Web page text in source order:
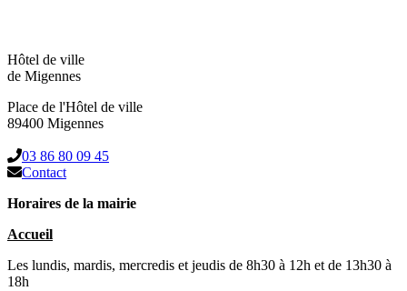
Hôtel de ville
de Migennes
Place de l'Hôtel de ville
89400 Migennes
03 86 80 09 45
Contact
Horaires de la mairie
Accueil
Les lundis, mardis, mercredis et jeudis de 8h30 à 12h et de 13h30 à
18h